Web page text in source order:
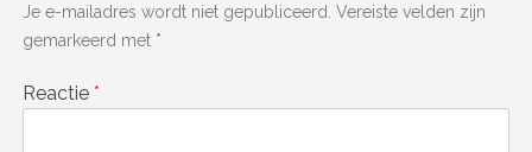
Je e-mailadres wordt niet gepubliceerd. Vereiste velden zijn
gemarkeerd met *
Reactie *